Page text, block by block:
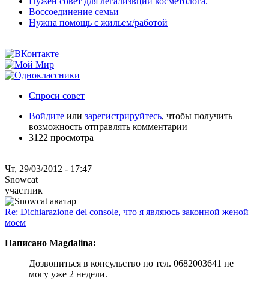
Воссоединение семьи
Нужна помощь с жильем/работой
Спроси совет
Войдите или зарегистрируйтесь, чтобы получить
возможность отправлять комментарии
3122 просмотра
Чт, 29/03/2012 - 17:47
Snowcat
участник
Re: Dichiarazione del console, что я являюсь законной женой
моем
Написано Magdalina:
Дозвониться в консульство по тел. 0682003641 не
могу уже 2 недели.